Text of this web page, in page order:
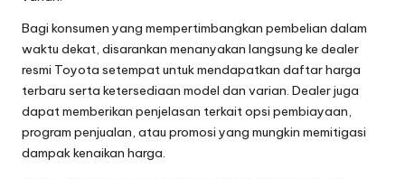
Bagi konsumen yang mempertimbangkan pembelian dalam
waktu dekat, disarankan menanyakan langsung ke dealer
resmi Toyota setempat untuk mendapatkan daftar harga
terbaru serta ketersediaan model dan varian. Dealer juga
dapat memberikan penjelasan terkait opsi pembiayaan,
program penjualan, atau promosi yang mungkin memitigasi
dampak kenaikan harga.